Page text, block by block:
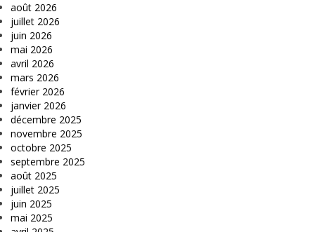
août 2026
juillet 2026
juin 2026
mai 2026
avril 2026
mars 2026
février 2026
janvier 2026
décembre 2025
novembre 2025
octobre 2025
septembre 2025
août 2025
juillet 2025
juin 2025
mai 2025